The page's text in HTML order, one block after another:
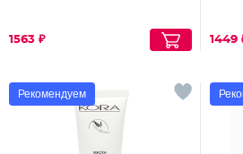
1563 ₽ 1449
Рекомендуем